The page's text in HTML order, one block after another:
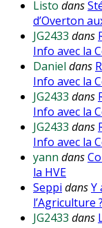
Listo dans
d’Overton
JG2433 dans
Info avec la
Daniel dans
Info avec la
JG2433 dans
Info avec la
JG2433 dans
Info avec la
yann dans
la HVE
Seppi dansY
l’Agriculture ?
JG2433 dans